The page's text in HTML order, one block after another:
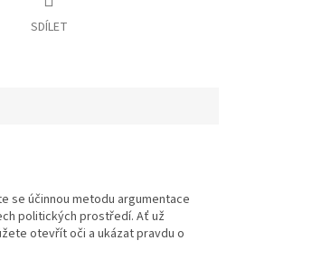
SDÍLET
se účinnou metodu argumentace
politických prostředí. Ať už
otevřít oči a ukázat pravdu o